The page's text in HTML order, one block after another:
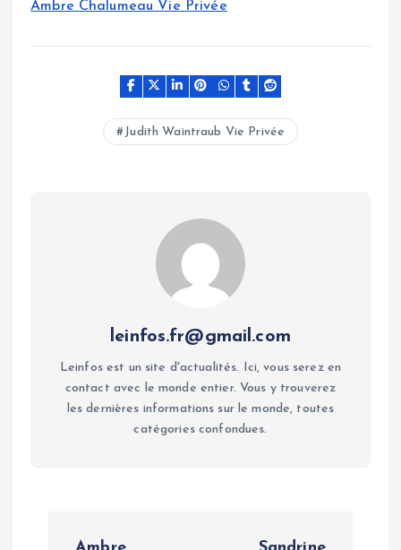
Ambre Chalumeau Vie Privée
Judith Waintraub Vie Privée
leinfos.fr@gmail.com
Leinfos est un site d'actualités. Ici, vous serez en
contact avec le monde entier. Vous y trouverez
les dernières informations sur le monde, toutes
catégories confondues.